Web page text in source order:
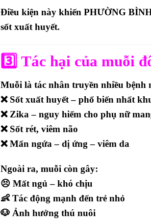
Điều kiện này khiến PHƯỜNG
sốt xuất huyết.
3️⃣ Tác hại của muỗi
Muỗi là tác nhân truyền nhiều bệnh
❌ Sốt xuất huyết– phổ biến nhất
❌ Zika – nguy hiểm cho phụ nữ
❌ Sốt rét, viêm não
❌Mẩn ngứa – dị ứng – viêm da
Ngoài ra, muỗi còn gây:
😣 Mất ngủ – khó chịu
👶 Tác động mạnh đến trẻ nhỏ
🐶 Ảnh hưởng thú nuôi